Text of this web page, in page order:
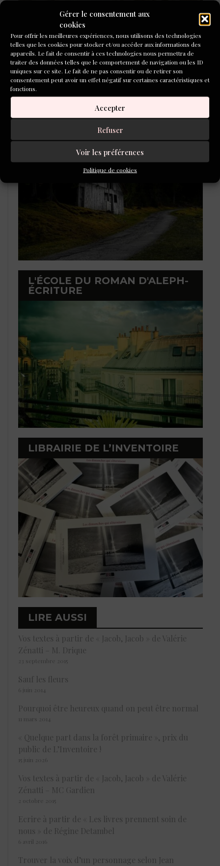
Gérer le consentement aux
cookies
Pour offrir les meilleures expériences, nous utilisons des technologies
telles que les cookies pour stocker et/ou accéder aux informations des
appareils. Le fait de consentir à ces technologies nous permettra de
traiter des données telles que le comportement de navigation ou les ID
uniques sur ce site. Le fait de ne pas consentir ou de retirer son
consentement peut avoir un effet négatif sur certaines caractéristiques et
fonctions.
Accepter
Refuser
Voir les préférences
Politique de cookies
LAURÉATS DU CONCOURS DE
L'ÉCOLE DU ROMAN D'ALEPH-
ÉCRITURE
LIBRAIRIE DE L’INVENTOIRE
LIRE AUSSI
Vos textes à partir de « Jacob, Jacob » de Valérie
Zénatti – M. Drique
23 septembre 2015
Sauf les fleurs
6 juin 2014
Pourquoi être heureux quand on peut être normal
11 mars 2014
« Quelque part dans la forêt primaire », prix du
public de L’Inventoire !
15 juin 2026
Vos textes à partir de « Jacob, Jacob » de Valérie
Zénatti – MC Gardien
2 octobre 2015
Ecrire à partir de « Les livres prennent soin de
nous » de Régine Detambel
6 avril 2016
Trouver la voix d’un personnage selon Jean